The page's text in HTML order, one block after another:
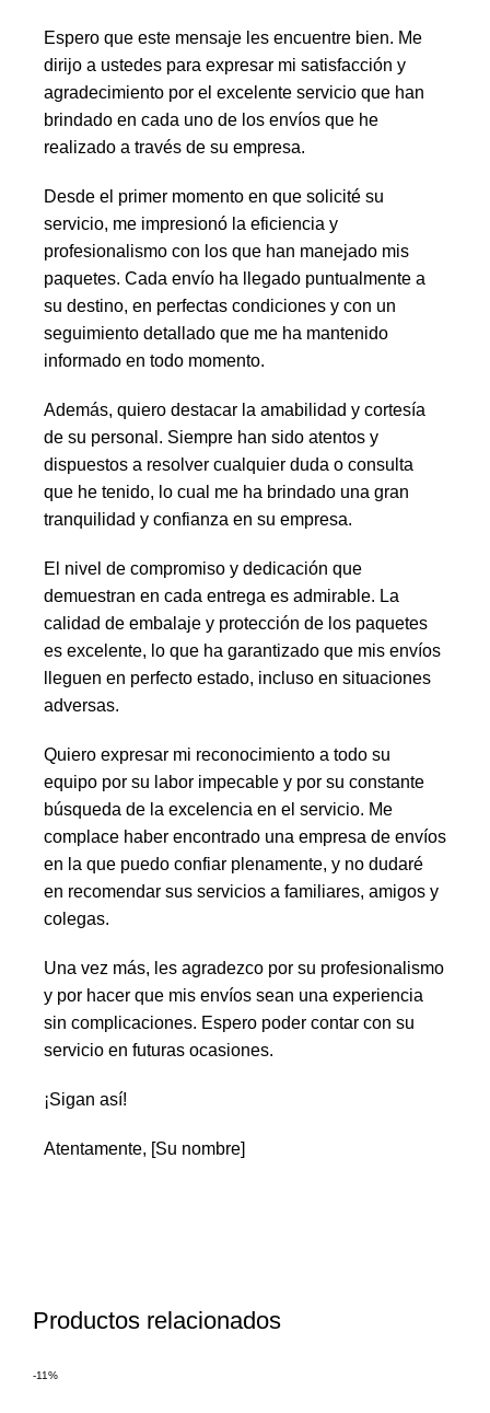
Espero que este mensaje les encuentre bien. Me
dirijo a ustedes para expresar mi satisfacción y
agradecimiento por el excelente servicio que han
brindado en cada uno de los envíos que he
realizado a través de su empresa.
Desde el primer momento en que solicité su
servicio, me impresionó la eficiencia y
profesionalismo con los que han manejado mis
paquetes. Cada envío ha llegado puntualmente a
su destino, en perfectas condiciones y con un
seguimiento detallado que me ha mantenido
informado en todo momento.
Además, quiero destacar la amabilidad y cortesía
de su personal. Siempre han sido atentos y
dispuestos a resolver cualquier duda o consulta
que he tenido, lo cual me ha brindado una gran
tranquilidad y confianza en su empresa.
El nivel de compromiso y dedicación que
demuestran en cada entrega es admirable. La
calidad de embalaje y protección de los paquetes
es excelente, lo que ha garantizado que mis envíos
lleguen en perfecto estado, incluso en situaciones
adversas.
Quiero expresar mi reconocimiento a todo su
equipo por su labor impecable y por su constante
búsqueda de la excelencia en el servicio. Me
complace haber encontrado una empresa de envíos
en la que puedo confiar plenamente, y no dudaré
en recomendar sus servicios a familiares, amigos y
colegas.
Una vez más, les agradezco por su profesionalismo
y por hacer que mis envíos sean una experiencia
sin complicaciones. Espero poder contar con su
servicio en futuras ocasiones.
¡Sigan así!
Atentamente, [Su nombre]
Productos relacionados
-11%